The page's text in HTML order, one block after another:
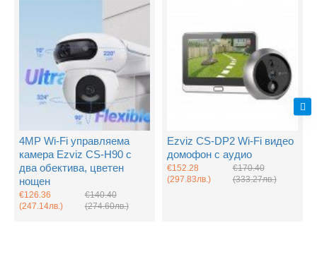
4MP Wi-Fi управляема
камера Ezviz CS-H90 с
два обектива, цветен
нощен
€126.36
(247.14лв.)
€140.40
(274.60лв.)
Ezviz CS-DP2 Wi-Fi видео
домофон с аудио
€152.28
(297.83лв.)
€170.40
(333.27лв.)